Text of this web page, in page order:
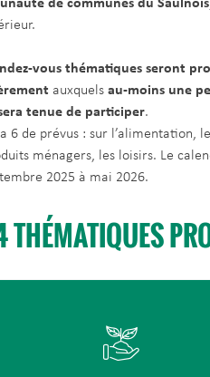
de communes du Saulnois
vous thématiques seront
auxquels au-moins une
tenue de participer.
a 6 de prévus : sur l’alimentation,
ménagers, les loisirs. Le
2025 à mai 2026.
THÉMATIQUES